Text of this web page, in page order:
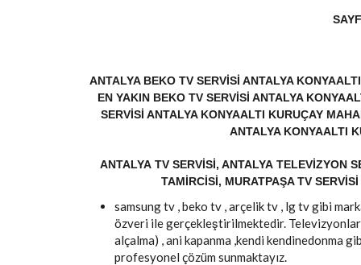
ANTALYA BEKO TV SERVISI ANTALYA
EN YAKIN BEKO TV SERVISI ANTALYA
SERVISI ANTALYA KONYAALTI KURUÇAY
ANTALYA KONYAALTI
ANTALYA TV SERVISI, ANTALYA TELEVIZYON
TAMIRCISI, MURATPAŞA TV
samsung tv , beko tv , arçelik tv , lg tv gibi
özveri ile gerçekleştirilmektedir.
alçalma) , ani kapanma ,kendi kendinedonma
profesyonel çözüm sunmaktayız.